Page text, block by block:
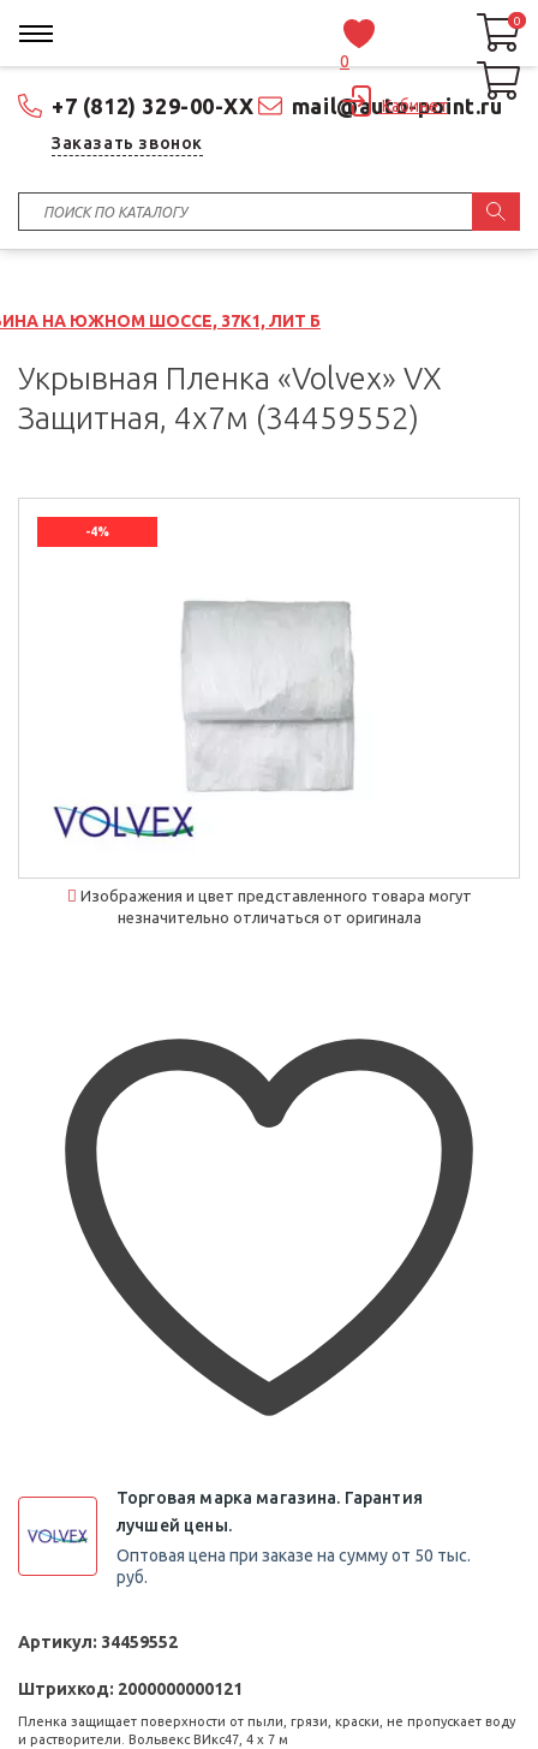
+7 (812) 329-00-XX mail@auto-point.ru
Заказать звонок
0
Кабинет
0
0
ШОССЕ, 37К1, ЛИТ Б
Укрывная Пленка «Volvex» VX
Защитная, 4x7м (34459552)
-4%
Изображения и цвет представленного товара могут
незначительно отличаться от оригинала
Торговая марка магазина. Гарантия
лучшей цены.
Оптовая цена при заказе на сумму от 50 тыс.
руб.
Артикул: 34459552
Штрихкод: 2000000000121
Пленка защищает поверхности от пыли, грязи, краски, не пропускает воду
и растворители. Вольвекс ВИкс47, 4 x 7 м